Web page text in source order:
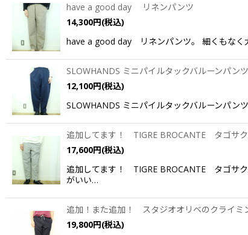
have a good day リネンパンツ
14,300円(税込)
have a good day リネンパンツ。 細くもなく
SLOWHANDS ミニパイルタックバルーンパンツ
12,100円(税込)
SLOWHANDS ミニパイルタックバルーンパ
追加してます！ TIGRE BROCANTE タゴサ
17,600円(税込)
追加してます！ TIGRE BROCANTE タゴサク
がいい…
追加！また追加！ スタジオオリベのクライミ
19,800円(税込)